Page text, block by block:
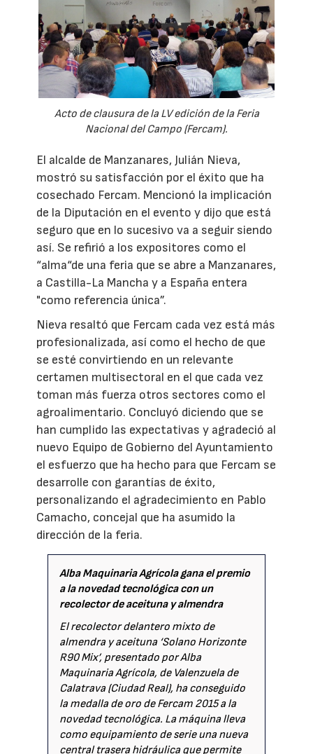
Acto de clausura de la LV edición de la Feria
Nacional del Campo (Fercam).
El alcalde de Manzanares, Julián Nieva,
mostró su satisfacción por el éxito que ha
cosechado Fercam. Mencionó la implicación
de la Diputación en el evento y dijo que está
seguro que en lo sucesivo va a seguir siendo
así. Se refirió a los expositores como el
“alma“de una feria que se abre a Manzanares,
a Castilla-La Mancha y a España entera
"como referencia única”.
Nieva resaltó que Fercam cada vez está más
profesionalizada, así como el hecho de que
se esté convirtiendo en un relevante
certamen multisectoral en el que cada vez
toman más fuerza otros sectores como el
agroalimentario. Concluyó diciendo que se
han cumplido las expectativas y agradeció al
nuevo Equipo de Gobierno del Ayuntamiento
el esfuerzo que ha hecho para que Fercam se
desarrolle con garantías de éxito,
personalizando el agradecimiento en Pablo
Camacho, concejal que ha asumido la
dirección de la feria.
Alba Maquinaria Agrícola gana el premio
a la novedad tecnológica con un
recolector de aceituna y almendra
El recolector delantero mixto de
almendra y aceituna ‘Solano Horizonte
R90 Mix’, presentado por Alba
Maquinaria Agrícola, de Valenzuela de
Calatrava (Ciudad Real), ha conseguido
la medalla de oro de Fercam 2015 a la
novedad tecnológica. La máquina lleva
como equipamiento de serie una nueva
central trasera hidráulica que permite